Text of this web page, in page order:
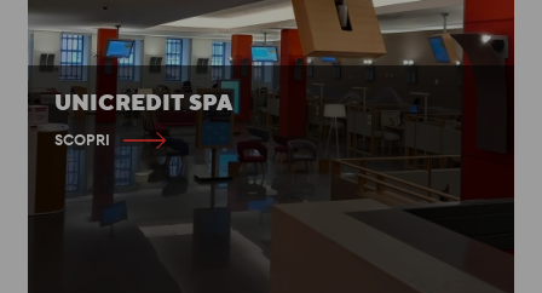
UNICREDIT SPA
SCOPRI